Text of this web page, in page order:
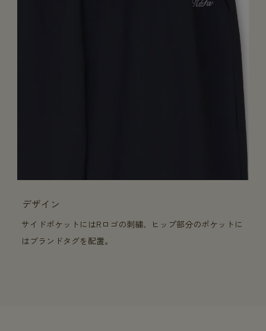
デザイン
サイドポケットにはRロゴの刺繍、ヒップ部分のポケットに
はブランドタグを配置。